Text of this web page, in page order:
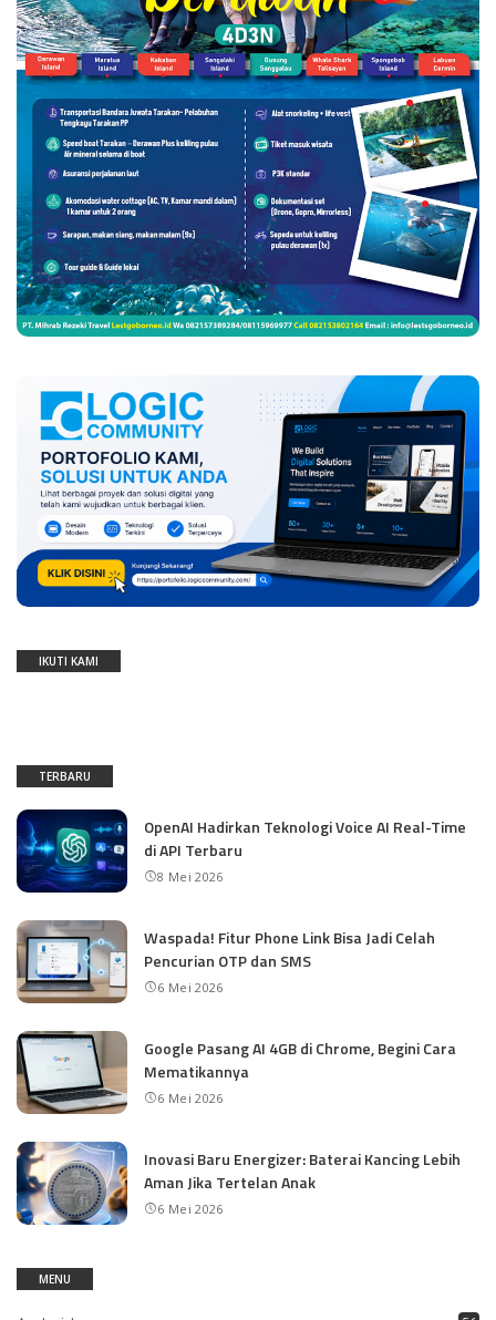
IKUTI KAMI
TERBARU
OpenAI Hadirkan Teknologi Voice AI Real-Time
di API Terbaru
8 Mei 2026
Waspada! Fitur Phone Link Bisa Jadi Celah
Pencurian OTP dan SMS
6 Mei 2026
Google Pasang AI 4GB di Chrome, Begini Cara
Mematikannya
6 Mei 2026
Inovasi Baru Energizer: Baterai Kancing Lebih
Aman Jika Tertelan Anak
6 Mei 2026
MENU